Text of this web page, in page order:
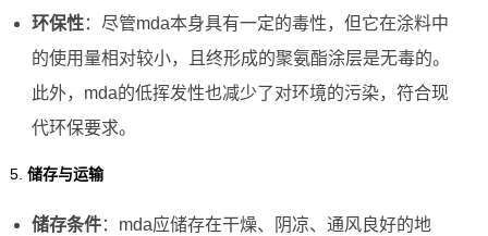
环保性：尽管mda本身具有一定的毒性，但它在涂料中
的使用量相对较小，且终形成的聚氨酯涂层是无毒的。
此外，mda的低挥发性也减少了对环境的污染，符合现
代环保要求。
5. 储存与运输
储存条件：mda应储存在干燥、阴凉、通风良好的地